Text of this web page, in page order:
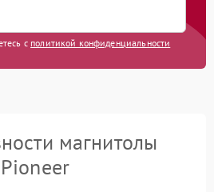
с политикой конфиденциальности
магнитолы
Pioneer